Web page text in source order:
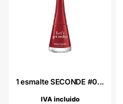
1 esmalte SECONDE #0...
IVA incluido